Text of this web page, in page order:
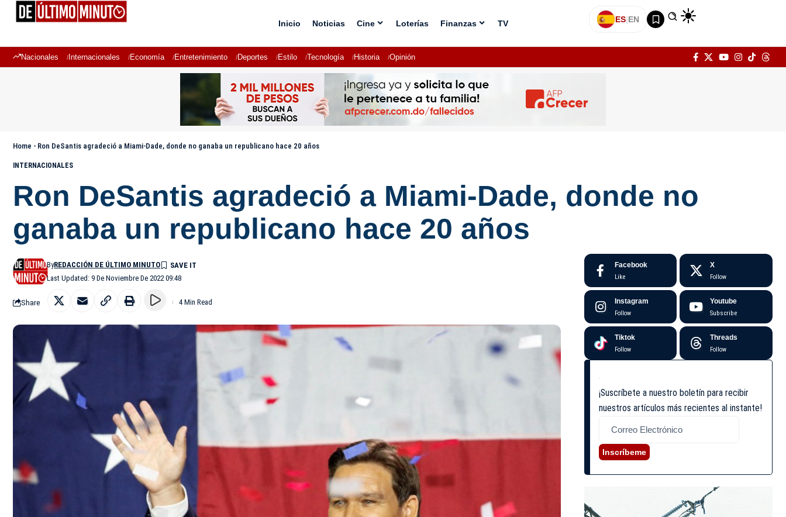
Inicio Noticias Cine Loterías Finanzas TV ES|EN
Nacionales Internacionales Economía Entretenimiento Deportes Estilo Tecnología Historia Opinión
Home - Ron DeSantis agradeció a Miami-Dade, donde no ganaba un republicano hace 20 años
INTERNACIONALES
Ron DeSantis agradeció a Miami-Dade, donde no
ganaba un republicano hace 20 años
Last Updated: 9 De Noviembre De 2022 09:48
ByREDACCIÓN DE ÚLTIMO MINUTO
Share 4 Min Read
Facebook
Like
X
Follow
Instagram
Follow
Youtube
Subscribe
Tiktok
Follow
Threads
Follow
¡Suscríbete a nuestro boletín para recibir
nuestros artículos más recientes al instante!
Inscríbeme